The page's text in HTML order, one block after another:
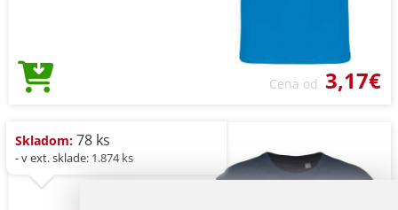
Cena od 3,17€
Skladom: 78 ks
- v ext. sklade: 1.874 ks